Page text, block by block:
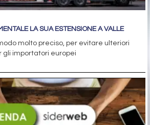
LA SUA ESTENSIONE A VALLE
molto preciso, per evitare ulteriori
gli importatori europei